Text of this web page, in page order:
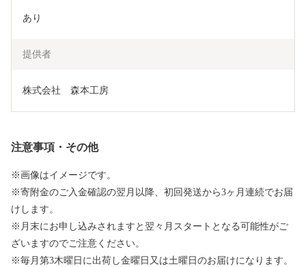
あり
提供者
株式会社　森本工房
注意事項・その他
※画像はイメージです。
※寄附金のご入金確認の翌月以降、初回発送から3ヶ月連続でお届
けします。
※月末にお申し込みされますと翌々月スタートとなる可能性がご
ざいますのでご注意ください。
※毎月第3木曜日に出荷し金曜日又は土曜日のお届けになります。